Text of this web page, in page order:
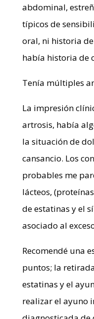
abdominal,
típicos de
oral, ni historia
había historia de
Tenía múltiples
La impresión
artrosis, había
la situación de
cansancio. Los
probables me
lácteos,
de estatinas y el
asociado al
Recomendé una
puntos; la
estatinas y el
realizar el ayuno